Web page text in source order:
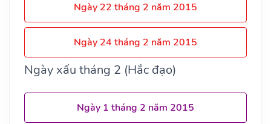
Ngày 22 tháng 2 năm 2015
Ngày 24 tháng 2 năm 2015
Ngày xấu tháng 2 (Hắc đạo)
Ngày 1 tháng 2 năm 2015